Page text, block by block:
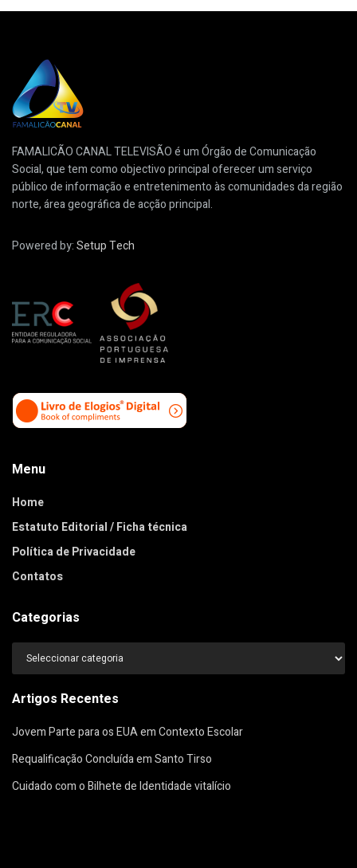
FAMALICÃO CANAL TELEVISÃO é um Órgão de Comunicação
Social, que tem como objectivo principal oferecer um serviço
público de informação e entretenimento às comunidades da região
norte, área geográfica de acção principal.
Powered by:Setup Tech
Menu
Home
Estatuto Editorial / Ficha técnica
Política de Privacidade
Contatos
Categorias
Categorias
Artigos Recentes
Jovem Parte para os EUA em Contexto Escolar
Requalificação Concluída em Santo Tirso
Cuidado com o Bilhete de Identidade vitalício